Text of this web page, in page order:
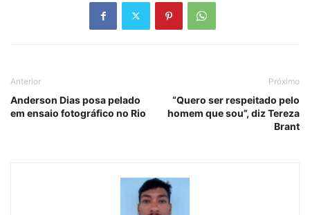
Anterior
Anderson Dias posa pelado
em ensaio fotográfico no Rio
Próximo
“Quero ser respeitado pelo
homem que sou”, diz Tereza
Brant